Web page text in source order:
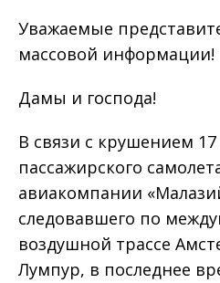
Уважаемые
массовой информации!
Дамы и господа!
В связи с крушением
пассажирского
авиакомпании
следовавшего по
воздушной трассе
Лумпур, в последнее